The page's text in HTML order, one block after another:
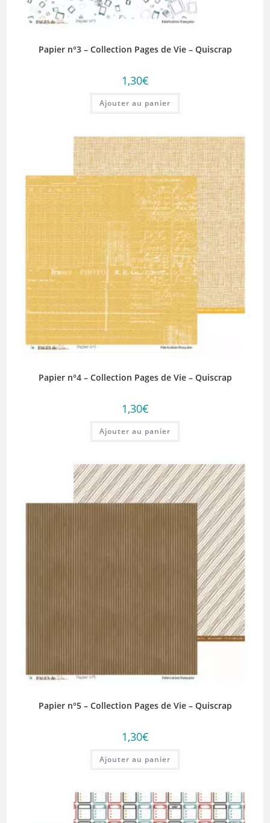
Papier n°3 – Collection Pages de Vie – Quiscrap
1,30€
Ajouter au panier
Papier n°4 – Collection Pages de Vie – Quiscrap
1,30€
Ajouter au panier
Papier n°5 – Collection Pages de Vie – Quiscrap
1,30€
Ajouter au panier